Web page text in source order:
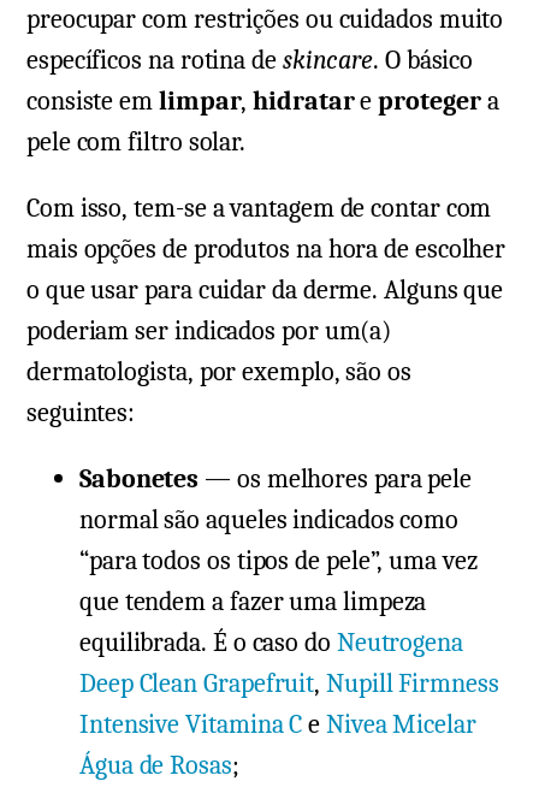
preocupar com restrições ou cuidados muito
específicos na rotina deskincare. O básico
consiste emlimpar,hidratareprotegera
pele com filtro solar.
Com isso, tem-se a vantagem de contar com
mais opções de produtos na hora de escolher
o que usar para cuidar da derme. Alguns que
poderiam ser indicados por um(a)
dermatologista, por exemplo, são os
seguintes:
Sabonetes — os melhores para pele
normal são aqueles indicados como
“para todos os tipos de pele”, uma vez
que tendem a fazer uma limpeza
equilibrada. É o caso do Neutrogena
Deep Clean Grapefruit, Nupill Firmness
Intensive Vitamina CeNivea Micelar
Água de Rosas;